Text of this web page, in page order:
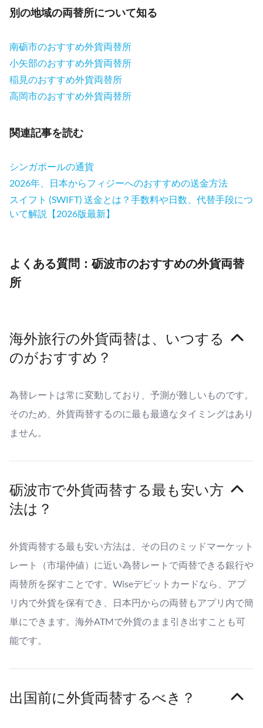
別の地域の両替所について知る
南砺市のおすすめ外貨両替所
小矢部のおすすめ外貨両替所
稲見のおすすめ外貨両替所
高岡市のおすすめ外貨両替所
関連記事を読む
シンガポールの通貨
2026年、日本からフィジーへのおすすめの送金方法
スイフト (SWIFT) 送金とは？手数料や日数、代替手段につ
いて解説【2026版最新】
よくある質問：砺波市のおすすめの外貨両替
所
海外旅行の外貨両替は、いつする
のがおすすめ？
為替レートは常に変動しており、予測が難しいものです。
そのため、外貨両替するのに最も最適なタイミングはあり
ません。
砺波市で外貨両替する最も安い方
法は？
外貨両替する最も安い方法は、その日のミッドマーケット
レート（市場仲値）に近い為替レートで両替できる銀行や
両替所を探すことです。Wiseデビットカードなら、アプ
リ内で外貨を保有でき、日本円からの両替もアプリ内で簡
単にできます。海外ATMで外貨のまま引き出すことも可
能です。
出国前に外貨両替するべき？